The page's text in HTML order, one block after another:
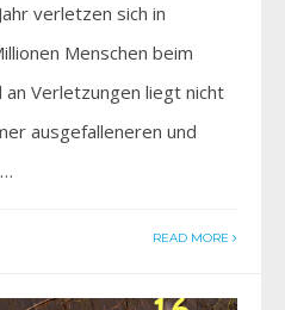
verletzen sich in
Menschen beim
an Verletzungen liegt nicht
ausgefalleneren und
READ MORE